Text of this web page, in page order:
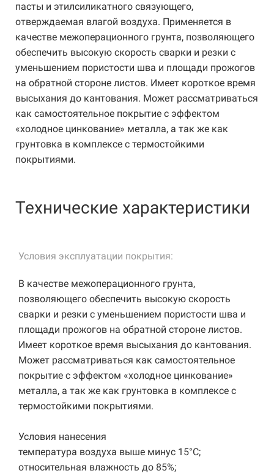
пасты и этилсиликатного связующего,
отверждаемая влагой воздуха. Применяется в
качестве межоперационного грунта, позволяющего
обеспечить высокую скорость сварки и резки с
уменьшением пористости шва и площади прожогов
на обратной стороне листов. Имеет короткое время
высыхания до кантования. Может рассматриваться
как самостоятельное покрытие с эффектом
«холодное цинкование» металла, а так же как
грунтовка в комплексе с термостойкими
покрытиями.
Технические характеристики
Условия эксплуатации покрытия:
В качестве межоперационного грунта,
позволяющего обеспечить высокую скорость
сварки и резки с уменьшением пористости шва и
площади прожогов на обратной стороне листов.
Имеет короткое время высыхания до кантования.
Может рассматриваться как самостоятельное
покрытие с эффектом «холодное цинкование»
металла, а так же как грунтовка в комплексе с
термостойкими покрытиями.
Условия нанесения
температура воздуха выше минус 15°C;
относительная влажность до 85%;